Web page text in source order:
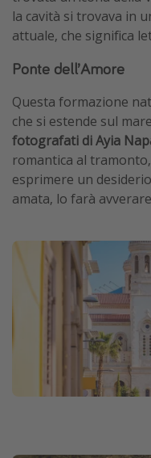
la cavità si trovava in
attuale, che significa
Ponte dell’Amore
Questa formazione
che si estende sul
fotografati di Ayia
romantica al
esprimere un
amata, lo farà